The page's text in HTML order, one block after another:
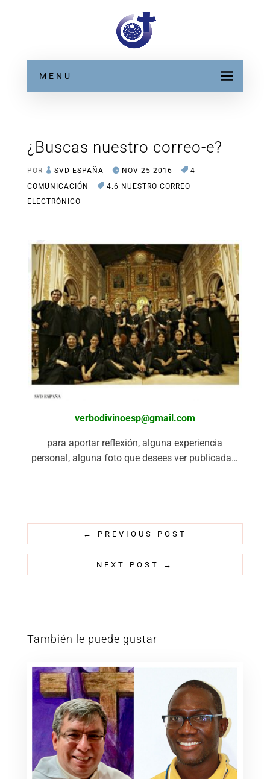
MENU
¿Buscas nuestro correo-e?
POR SVD ESPAÑA NOV 25 2016
4
COMUNICACIÓN
4.6 NUESTRO CORREO
ELECTRÓNICO
verbodivinoesp@gmail.com
para aportar reflexión, alguna experiencia
personal, alguna foto que desees ver publicada…
← PREVIOUS POST
NEXT POST →
También le puede gustar